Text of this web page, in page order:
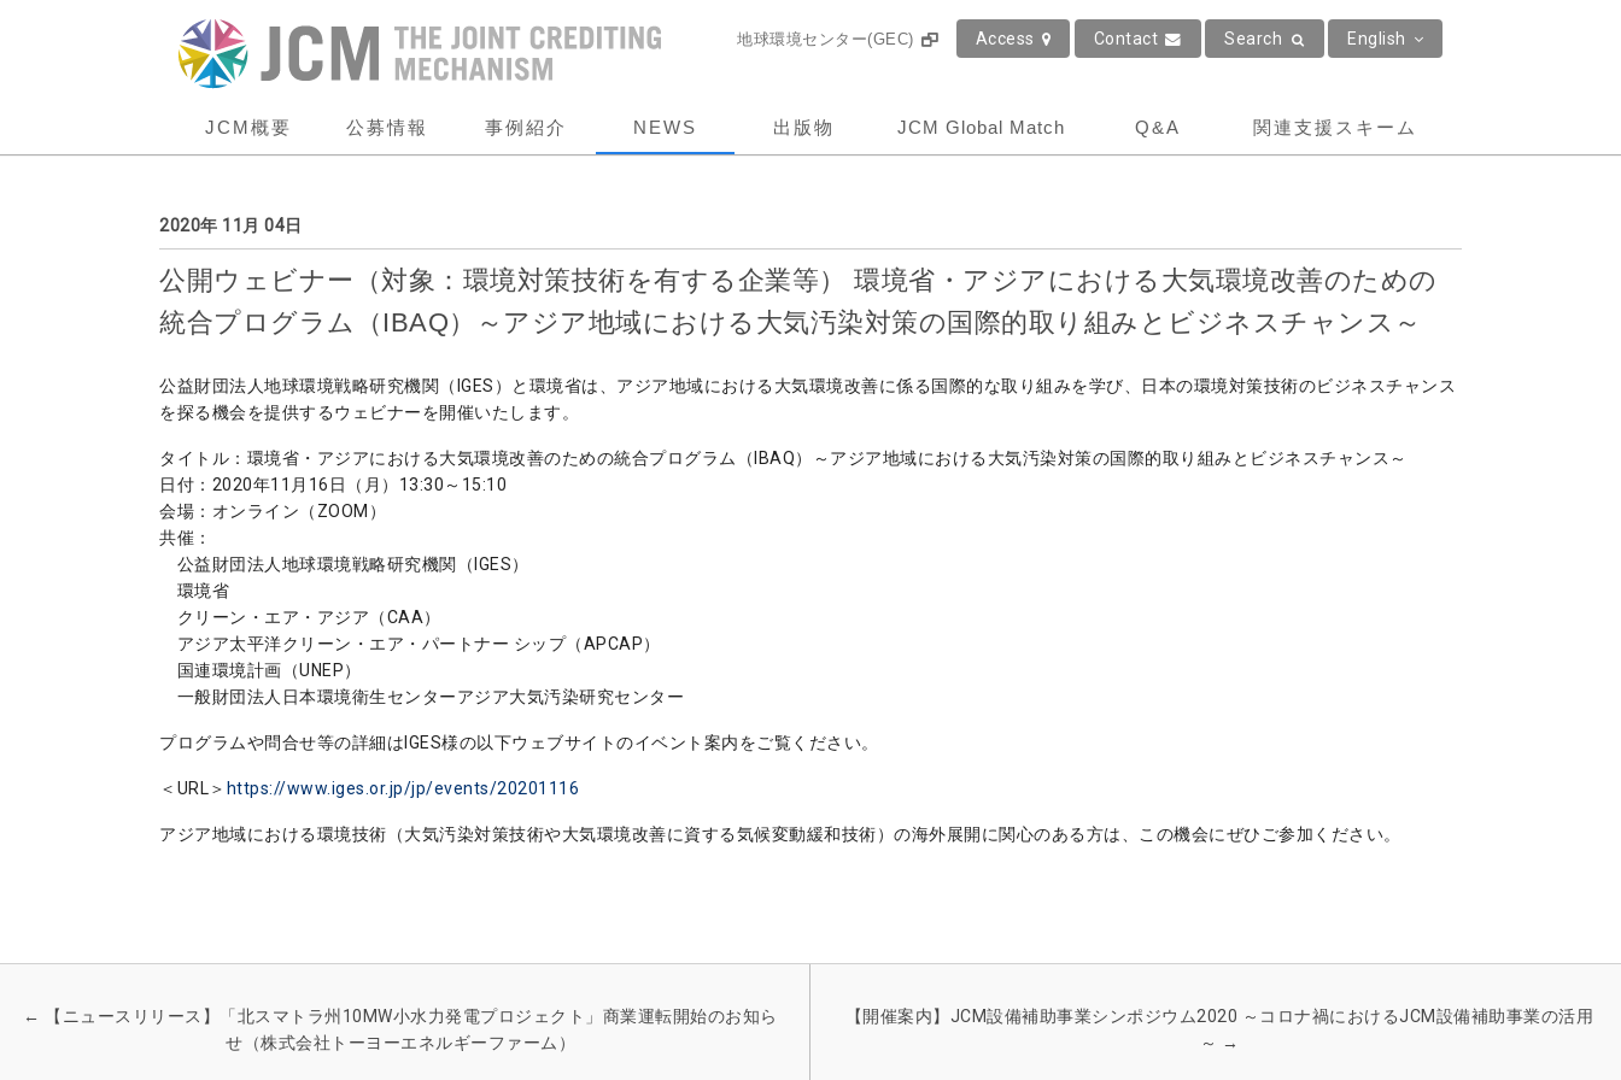
地球環境センター(GEC) Access Contact Search English
JCM概要 公募情報 事例紹介 NEWS 出版物 JCM Global Match Q&A 関連支援スキーム
2020年 11月 04日
公開ウェビナー（対象：環境対策技術を有する企業等） 環境省・アジアにおける大気環境改善のための
統合プログラム（IBAQ）～アジア地域における大気汚染対策の国際的取り組みとビジネスチャンス～
公益財団法人地球環境戦略研究機関（IGES）と環境省は、アジア地域における大気環境改善に係る国際的な取り組みを学び、日本の環境対策技術のビジネスチャンス
を探る機会を提供するウェビナーを開催いたします。
タイトル：環境省・アジアにおける大気環境改善のための統合プログラム（IBAQ）～アジア地域における大気汚染対策の国際的取り組みとビジネスチャンス～
日付：2020年11月16日（月）13:30～15:10
会場：オンライン（ZOOM）
共催：
公益財団法人地球環境戦略研究機関（IGES）
環境省
クリーン・エア・アジア（CAA）
アジア太平洋クリーン・エア・パートナー シップ（APCAP）
国連環境計画（UNEP）
一般財団法人日本環境衛生センターアジア大気汚染研究センター
プログラムや問合せ等の詳細はIGES様の以下ウェブサイトのイベント案内をご覧ください。
＜URL＞ https://www.iges.or.jp/jp/events/20201116
アジア地域における環境技術（大気汚染対策技術や大気環境改善に資する気候変動緩和技術）の海外展開に関心のある方は、この機会にぜひご参加ください。
【開催案内】JCM設備補助事業シンポジウム2020 ～コロナ禍におけるJCM設備補助事業の活用
～ →
←
【ニュースリリース】「北スマトラ州10MW小水力発電プロジェクト」商業運転開始のお知ら
せ（株式会社トーヨーエネルギーファーム）